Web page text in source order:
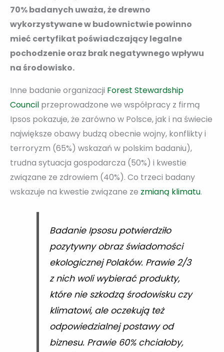
70% badanych uważa, że drewno
wykorzystywane w budownictwie powinno
mieć certyfikat poświadczający legalne
pochodzenie oraz brak negatywnego wpływu
na środowisko.
Inne badanie organizacji Forest Stewardship
Council przeprowadzone we współpracy z firmą
Ipsos pokazuje, że zarówno w Polsce, jak i na świecie
największe obawy budzą obecnie wojny, konflikty i
terroryzm (65%) wskazań w polskim badaniu),
trudna sytuacja gospodarcza (50%) i kwestie
związane ze zdrowiem (40%). Co trzeci badany
wskazuje na kwestie związane ze zmianą klimatu.
Badanie Ipsosu potwierdziło
pozytywny obraz świadomości
ekologicznej Polaków. Prawie 2/3
z nich woli wybierać produkty,
które nie szkodzą środowisku czy
klimatowi, ale oczekują też
odpowiedzialnej postawy od
biznesu. Prawie 60% chciałoby,